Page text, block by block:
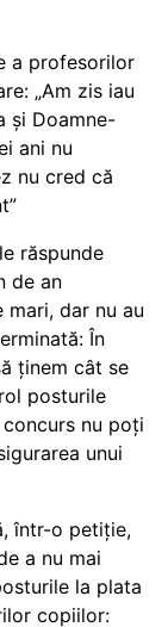
a profesorilor
„Am zis iau
și Doamne-
ani nu
nu cred că
răspunde
de an
dar nu au
În
ținem cât se
posturile
nu poți
unui
într-o petiție,
a nu mai
la plata
copiilor: